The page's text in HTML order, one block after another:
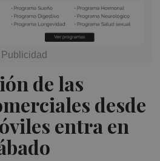
de las
desde
entra en